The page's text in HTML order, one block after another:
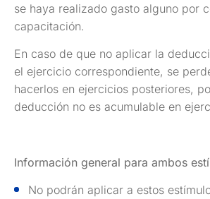
se haya realizado gasto alguno por
capacitación.
En caso de que no aplicar la
el ejercicio correspondiente, se
hacerlos en ejercicios posteriores,
deducción no es acumulable en
Información general para ambos
No podrán aplicar a estos